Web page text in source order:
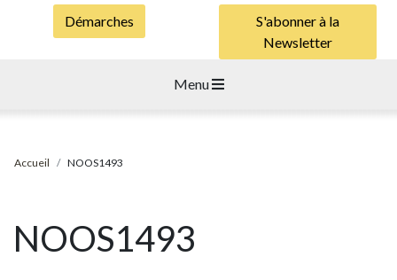
Démarches
S'abonner à la
Newsletter
Menu
Accueil NOOS1493
NOOS1493